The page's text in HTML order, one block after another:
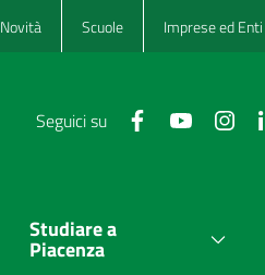
Novità Scuole Imprese ed Enti
Seguici su
Studiare a
Piacenza